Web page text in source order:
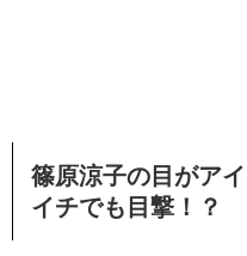
篠原涼子の目がア
イチでも目撃！？